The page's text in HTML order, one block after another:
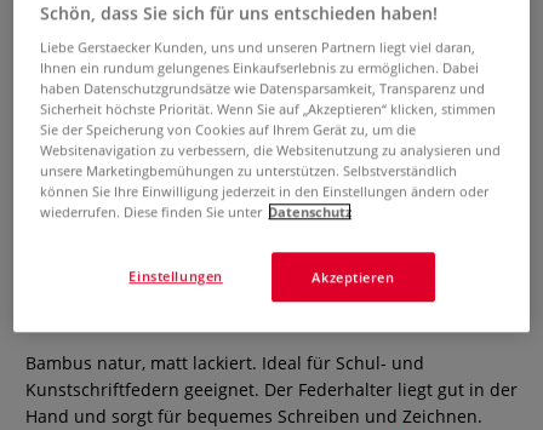
Holzfederhalter Bambus-Natur
Bambus natur, matt lackiert. Ideal für Schul- und
Kunstschriftfedern geeignet. Der Federhalter liegt gut in der
Hand und sorgt für bequemes Schreiben und Zeichnen.
Schön, dass Sie sich für uns entschieden haben!
Liebe Gerstaecker Kunden, uns und unseren Partnern liegt viel daran,
Ihnen ein rundum gelungenes Einkaufserlebnis zu ermöglichen. Dabei
haben Datenschutzgrundsätze wie Datensparsamkeit, Transparenz und
Sicherheit höchste Priorität. Wenn Sie auf „Akzeptieren“ klicken, stimmen
Sie der Speicherung von Cookies auf Ihrem Gerät zu, um die
Websitenavigation zu verbessern, die Websitenutzung zu analysieren und
unsere Marketingbemühungen zu unterstützen. Selbstverständlich
können Sie Ihre Einwilligung jederzeit in den Einstellungen ändern oder
wiederrufen. Diese finden Sie unter Datenschutz
Akzeptieren
Einstellungen